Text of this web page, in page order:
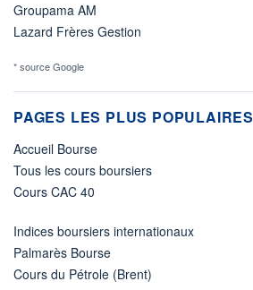
Groupama AM
Lazard Frères Gestion
* source Google
PAGES LES PLUS POPULAIRES
Accueil Bourse
Tous les cours boursiers
Cours CAC 40
Indices boursiers internationaux
Palmarès Bourse
Cours du Pétrole (Brent)